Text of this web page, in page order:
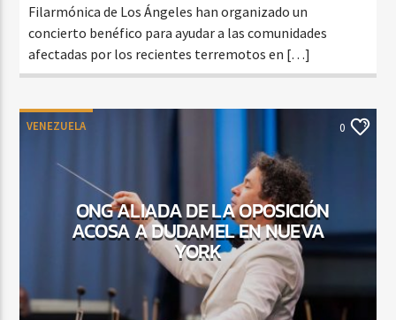
Filarmónica de Los Ángeles han organizado un
concierto benéfico para ayudar a las comunidades
afectadas por los recientes terremotos en […]
VENEZUELA 0
ONG ALIADA DE LA OPOSICIÓN
ACOSA A DUDAMEL EN NUEVA
YORK